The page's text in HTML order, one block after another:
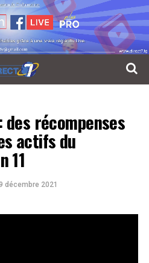
récompenses
actifs du
11
décembre 2021